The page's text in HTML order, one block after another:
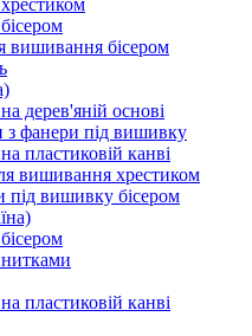
вишивання бісером
дерев'яній основі
з фанери під вишивку
пластиковій канві
вишивання хрестиком
під вишивку бісером
пластиковій канві